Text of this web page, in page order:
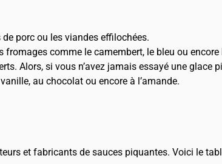
porc ou les viandes effilochées.
comme le camembert, le bleu ou encore
Alors, si vous n’avez jamais essayé une glace
au chocolat ou encore à l’amande.
et fabricants de sauces piquantes. Voici le